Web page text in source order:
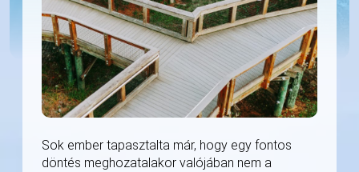
Sok ember tapasztalta már, hogy egy fontos
döntés meghozatalakor valójában nem a